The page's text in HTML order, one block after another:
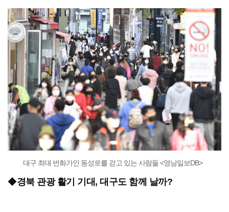
대구 최대 번화가인 동성로를 걷고 있는 사람들 <영남일보DB>
◆경북 관광 활기 기대, 대구도 함께 날까?